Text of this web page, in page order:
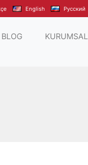
English Pусский
BLOG KURUMSAL